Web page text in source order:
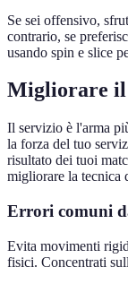
Se sei offensivo,
contrario, se
usando spin e slice
Migliorare il
Il servizio è l'arma
la forza del tuo
risultato dei tuoi
migliorare la tecnica
Errori comuni
Evita movimenti
fisici. Concentrati